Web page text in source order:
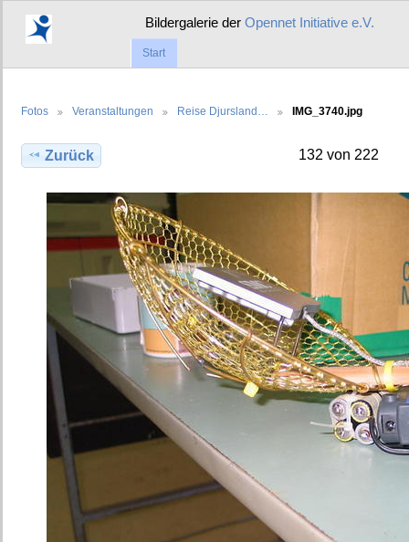
Bildergalerie derOpennet Initiative e.V.
Start
Fotos Veranstaltungen Reise Djursland… IMG_3740.jpg
Zurück 132 von 222